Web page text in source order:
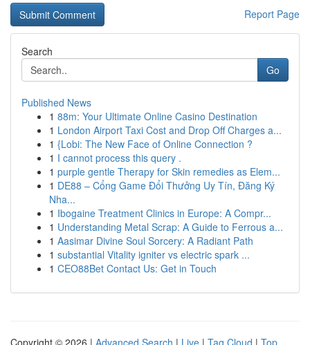
Report Page
Search
Go
Published News
1 88m: Your Ultimate Online Casino Destination
1 London Airport Taxi Cost and Drop Off Charges a...
1 {Lobi: The New Face of Online Connection ?
1 I cannot process this query .
1 purple gentle Therapy for Skin remedies as Elem...
1 DE88 – Cổng Game Đổi Thưởng Uy Tín, Đăng Ký
Nha...
1 Ibogaine Treatment Clinics in Europe: A Compr...
1 Understanding Metal Scrap: A Guide to Ferrous a...
1 Aasimar Divine Soul Sorcery: A Radiant Path
1 substantial Vitality igniter vs electric spark ...
1 CEO88Bet Contact Us: Get in Touch
Copyright © 2026 | Advanced Search | Live | Tag Cloud | Top